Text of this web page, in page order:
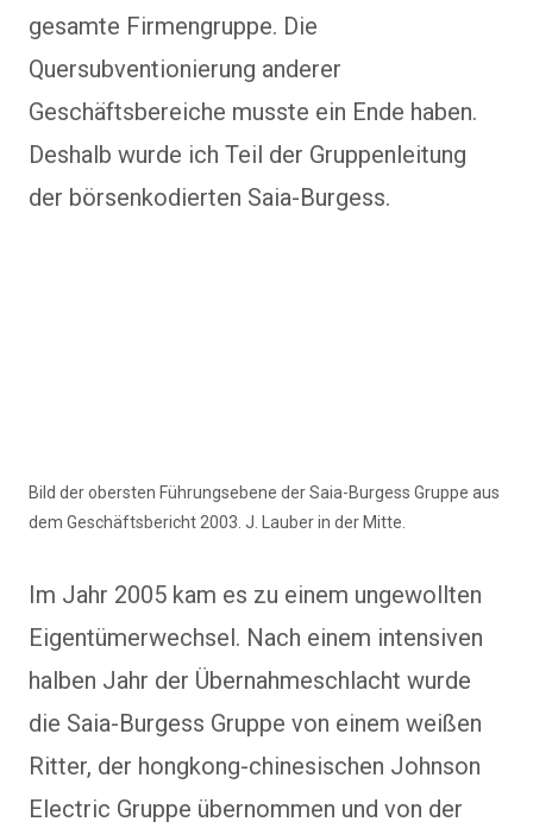
gesamte Firmengruppe. Die
Quersubventionierung anderer
Geschäftsbereiche musste ein Ende haben.
Deshalb wurde ich Teil der Gruppenleitung
der börsenkodierten Saia-Burgess.
Bild der obersten Führungsebene der Saia-Burgess Gruppe aus
dem Geschäftsbericht 2003. J. Lauber in der Mitte.
Im Jahr 2005 kam es zu einem ungewollten
Eigentümerwechsel. Nach einem intensiven
halben Jahr der Übernahmeschlacht wurde
die Saia-Burgess Gruppe von einem weißen
Ritter, der hongkong-chinesischen Johnson
Electric Gruppe übernommen und von der